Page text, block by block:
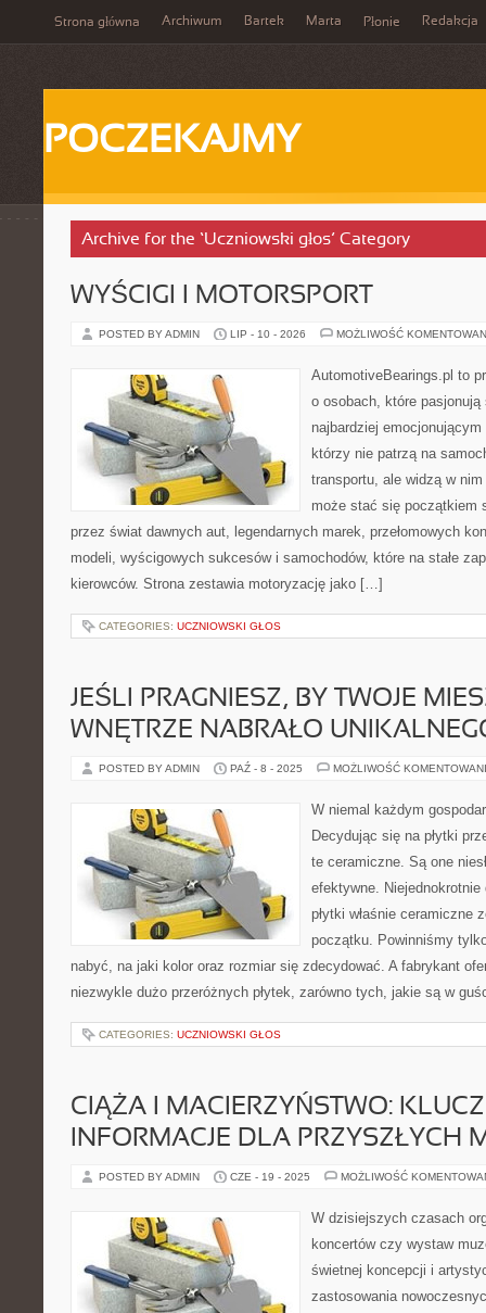
Strona główna Archiwum Bartek Marta Płonie Redakcja
POCZEKAJMY
Archive for the ‘Uczniowski głos’ Category
WYŚCIGI I MOTORSPORT
POSTED BY ADMIN LIP - 10 - 2026 MOŻLIWOŚĆ
AutomotiveBearings.pl to
o osobach, które
najbardziej
którzy nie patrzą na
transportu, ale widzą w
może stać się początkiem
przez świat dawnych aut, legendarnych marek, przełomowych
modeli, wyścigowych sukcesów i samochodów, które na stałe
kierowców. Strona zestawia motoryzację jako […]
CATEGORIES: UCZNIOWSKI GŁOS
JEŚLI PRAGNIESZ, BY TWOJE
WNĘTRZE NABRAŁO
POSTED BY ADMIN PAŹ - 8 - 2025 MOŻLIWOŚĆ
W niemal każdym
Decydując się na płytki
te ceramiczne. Są one
efektywne.
płytki właśnie ceramiczne
początku. Powinniśmy
nabyć, na jaki kolor oraz rozmiar się zdecydować. A fabrykant
niezwykle dużo przeróżnych płytek, zarówno tych, jakie są w
CATEGORIES: UCZNIOWSKI GŁOS
CIĄŻA I MACIERZYŃSTWO:
INFORMACJE DLA PRZYSZŁYCH
POSTED BY ADMIN CZE - 19 - 2025 MOŻLIWOŚĆ
W dzisiejszych czasach
koncertów czy wystaw
świetnej koncepcji i
zastosowania